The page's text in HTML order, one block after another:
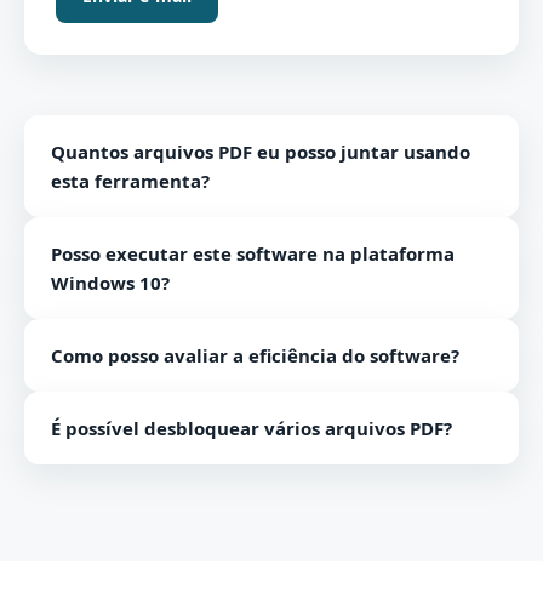
Quantos arquivos PDF eu posso juntar usando
esta ferramenta?
arquivos PDF facilmente.
Posso executar este software na plataforma
Windows 10?
as plataformas Windows, incluindo o Windows 10.
Como posso avaliar a eficiência do software?
versão demo.
É possível desbloquear vários arquivos PDF?